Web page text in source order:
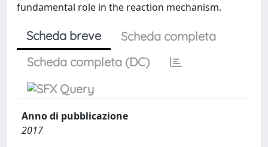
fundamental role in the reaction mechanism.
Scheda breve
Scheda completa
Scheda completa (DC)
Anno di pubblicazione
2017